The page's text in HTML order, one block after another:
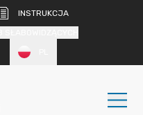
INSTRUKCJA